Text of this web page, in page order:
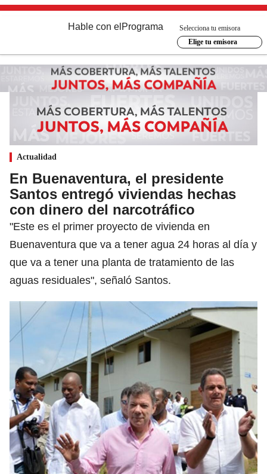
Hable con el Programa
Selecciona tu emisora
Elige tu emisora
Actualidad
En Buenaventura, el presidente
Santos entregó viviendas hechas
con dinero del narcotráfico
"Este es el primer proyecto de vivienda en
Buenaventura que va a tener agua 24 horas al día y
que va a tener una planta de tratamiento de las
aguas residuales", señaló Santos.